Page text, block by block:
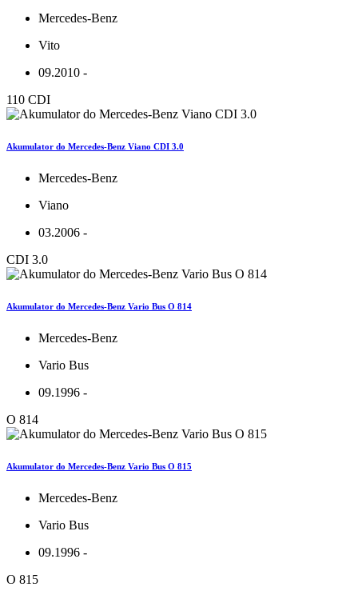
Mercedes-Benz
Vito
09.2010 -
110 CDI
Akumulator do Mercedes-Benz Viano CDI 3.0
Mercedes-Benz
Viano
03.2006 -
CDI 3.0
Akumulator do Mercedes-Benz Vario Bus O 814
Mercedes-Benz
Vario Bus
09.1996 -
O 814
Akumulator do Mercedes-Benz Vario Bus O 815
Mercedes-Benz
Vario Bus
09.1996 -
O 815